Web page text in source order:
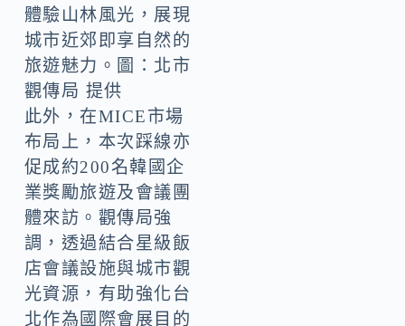
體驗山林風光，展現
城市近郊即享自然的
旅遊魅力。圖：北市
觀傳局 提供
此外，在MICE市場
布局上，本次踩線亦
促成約200名韓國企
業獎勵旅遊及會議團
體來訪。觀傳局強
調，透過結合星級飯
店會議設施與城市觀
光資源，有助強化台
北作為國際會展目的